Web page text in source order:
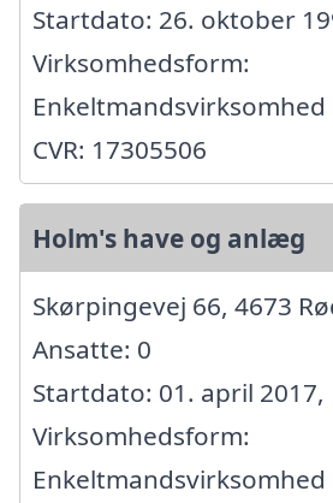
Startdato: 26. oktober
Virksomhedsform:
Enkeltmandsvirksomhed
CVR: 17305506
Holm's have og anlæg
Skørpingevej 66, 4673
Ansatte: 0
Startdato: 01. april 2017,
Virksomhedsform:
Enkeltmandsvirksomhed